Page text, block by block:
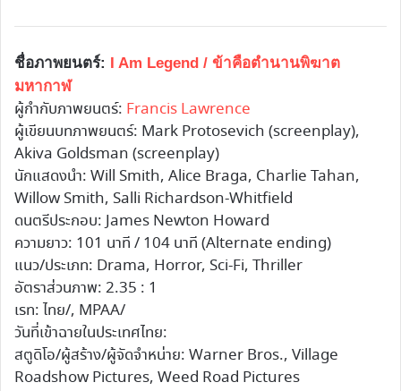
ชื่อภาพยนตร์:
I Am Legend / ข้าคือตำนานพิฆาต
มหากาฬ
ผู้กำกับภาพยนตร์: Francis Lawrence
ผู้เขียนบทภาพยนตร์: Mark Protosevich (screenplay),
Akiva Goldsman (screenplay)
นักแสดงนำ: Will Smith, Alice Braga, Charlie Tahan,
Willow Smith, Salli Richardson-Whitfield
ดนตรีประกอบ: James Newton Howard
ความยาว: 101 นาที / 104 นาที (Alternate ending)
แนว/ประเภท: Drama, Horror, Sci-Fi, Thriller
อัตราส่วนภาพ: 2.35 : 1
เรท: ไทย/, MPAA/
วันที่เข้าฉายในประเทศไทย:
สตูดิโอ/ผู้สร้าง/ผู้จัดจำหน่าย: Warner Bros., Village
Roadshow Pictures, Weed Road Pictures